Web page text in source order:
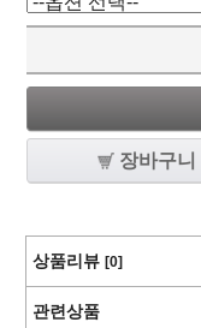
장바구니
상품리뷰 [0]
관련상품